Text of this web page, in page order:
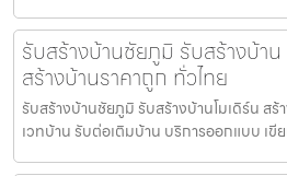
รับสร้างบ้านชัยภูมิ รับสร้างบ้า
สร้างบ้านราคาถูก ทั่วไทย
รับสร้างบ้านชัยภูมิ รับสร้างบ้านโมเดิร์น สร้
เวทบ้าน รับต่อเติมบ้าน บริการออกแบบ เ